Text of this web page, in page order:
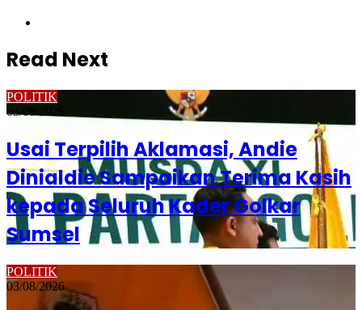
Read Next
POLITIK
03/08/2026
Usai Terpilih Aklamasi, Andie
Dinialdie Sampaikan Terima Kasih
kepada Seluruh Kader Golkar
Sumsel
POLITIK
03/08/2026